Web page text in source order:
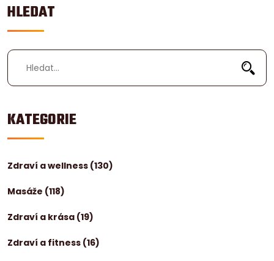
HLEDAT
KATEGORIE
Zdraví a wellness (130)
Masáže (118)
Zdraví a krása (19)
Zdraví a fitness (16)